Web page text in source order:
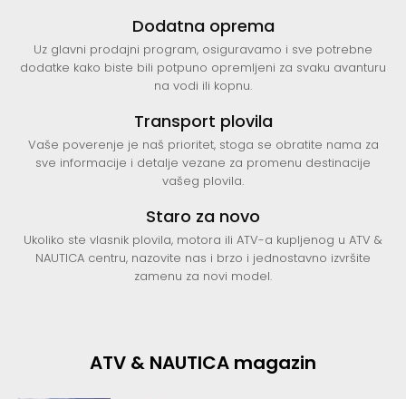
Dodatna oprema
Uz glavni prodajni program, osiguravamo i sve potrebne
dodatke kako biste bili potpuno opremljeni za svaku avanturu
na vodi ili kopnu.
Transport plovila
Vaše poverenje je naš prioritet, stoga se obratite nama za
sve informacije i detalje vezane za promenu destinacije
vašeg plovila.
Staro za novo
Ukoliko ste vlasnik plovila, motora ili ATV-a kupljenog u ATV &
NAUTICA centru, nazovite nas i brzo i jednostavno izvršite
zamenu za novi model.
ATV & NAUTICA magazin